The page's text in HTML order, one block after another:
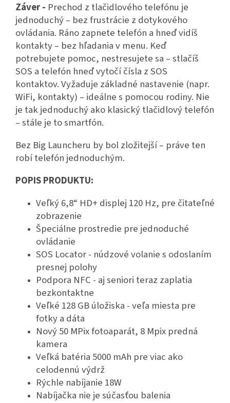
Záver - Prechod z tlačidlového telefónu je
jednoduchý – bez frustrácie z dotykového
ovládania. Ráno zapnete telefón a hneď vidíš
kontakty – bez hľadania v menu. Keď
potrebujete pomoc, nestresujete sa – stlačíš
SOS a telefón hneď vytočí čísla z SOS
kontaktov. Vyžaduje základné nastavenie (napr.
WiFi, kontakty) – ideálne s pomocou rodiny. Nie
je tak jednoduchý ako klasický tlačidlový telefón
– stále je to smartfón.
Bez Big Launcheru by bol zložitejší – práve ten
robí telefón jednoduchým.
POPIS PRODUKTU:
Veľký 6,8“ HD+ displej 120 Hz, pre čitateľné
zobrazenie
Špeciálne prostredie pre jednoduché
ovládanie
SOS Locator - núdzové volanie s odoslaním
presnej polohy
Podpora NFC - aj seniori teraz zaplatia
bezkontaktne
Veľké 128 GB úložiska - veľa miesta pre
fotky a dáta
Nový 50 MPix fotoaparát, 8 Mpix predná
kamera
Veľká batéria 5000 mAh pre viac ako
celodennú výdrž
Rýchle nabíjanie 18W
Nabíjačka nie je súčasťou balenia